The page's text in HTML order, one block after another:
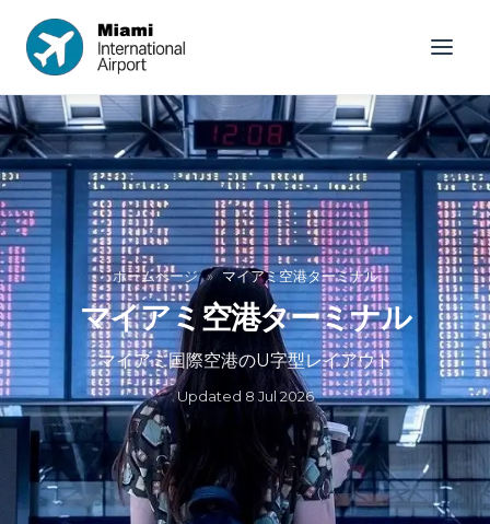
ホームページ » マイアミ空港ターミナル
マイアミ空港ターミナル
マイアミ国際空港のU字型レイアウト
Updated 8 Jul 2026